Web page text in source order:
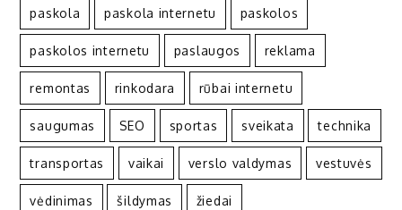
paskola paskola internetu paskolos
paskolos internetu paslaugos reklama
remontas rinkodara rūbai internetu
saugumas SEO sportas sveikata technika
transportas vaikai verslo valdymas vestuvės
vėdinimas šildymas žiedai